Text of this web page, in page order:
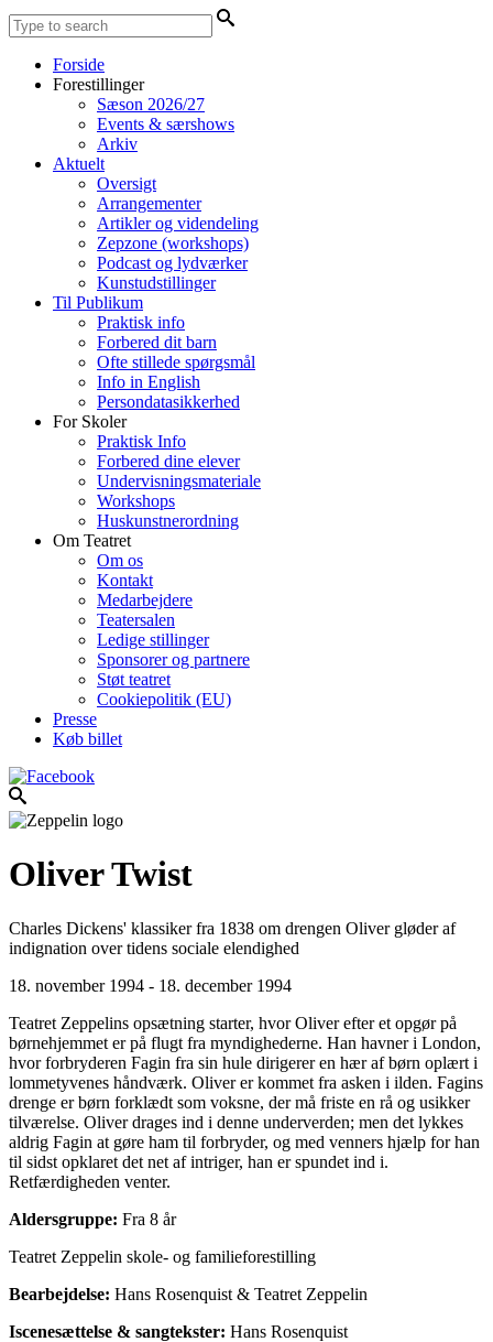
Forside
Forestillinger
Sæson 2026/27
Events & særshows
Arkiv
Aktuelt
Oversigt
Arrangementer
Artikler og videndeling
Zepzone (workshops)
Podcast og lydværker
Kunstudstillinger
Til Publikum
Praktisk info
Forbered dit barn
Ofte stillede spørgsmål
Info in English
Persondatasikkerhed
For Skoler
Praktisk Info
Forbered dine elever
Undervisningsmateriale
Workshops
Huskunstnerordning
Om Teatret
Om os
Kontakt
Medarbejdere
Teatersalen
Ledige stillinger
Sponsorer og partnere
Støt teatret
Cookiepolitik (EU)
Presse
Køb billet
Oliver Twist
Charles Dickens' klassiker fra 1838 om drengen Oliver gløder af
indignation over tidens sociale elendighed
18. november 1994 - 18. december 1994
Teatret Zeppelins opsætning starter, hvor Oliver efter et opgør på
børnehjemmet er på flugt fra myndighederne. Han havner i London,
hvor forbryderen Fagin fra sin hule dirigerer en hær af børn oplært i
lommetyvenes håndværk. Oliver er kommet fra asken i ilden. Fagins
drenge er børn forklædt som voksne, der må friste en rå og usikker
tilværelse. Oliver drages ind i denne underverden; men det lykkes
aldrig Fagin at gøre ham til forbryder, og med venners hjælp for han
til sidst opklaret det net af intriger, han er spundet ind i.
Retfærdigheden venter.
Aldersgruppe: Fra 8 år
Teatret Zeppelin skole- og familieforestilling
Bearbejdelse: Hans Rosenquist & Teatret Zeppelin
Iscenesættelse & sangtekster: Hans Rosenquist